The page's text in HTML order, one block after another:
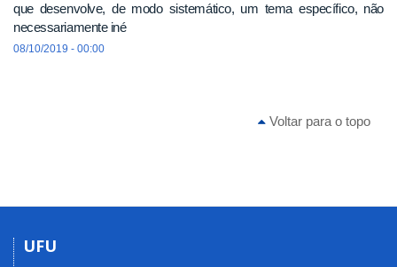
que desenvolve, de modo sistemático, um tema específico, não
necessariamente iné
08/10/2019 - 00:00
Voltar para o topo
UFU